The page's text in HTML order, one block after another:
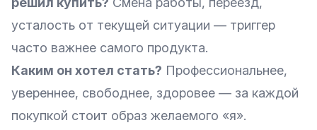
усталость от текущей ситуации — триггер
часто важнее самого продукта.
Каким он хотел стать? Профессиональнее,
увереннее, свободнее, здоровее — за каждой
покупкой стоит образ желаемого «я».